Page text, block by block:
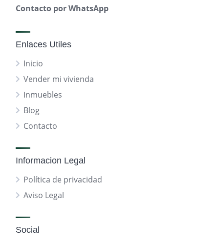
Contacto por WhatsApp
Enlaces Utiles
Inicio
Vender mi vivienda
Inmuebles
Blog
Contacto
Informacion Legal
Política de privacidad
Aviso Legal
Social